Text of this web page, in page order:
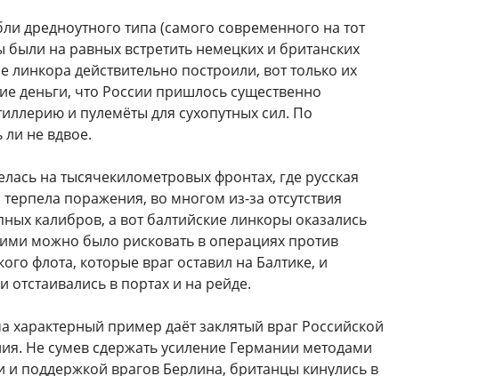
дредноутного типа (самого современного на тот
на равных встретить немецких и британских
линкора действительно построили, вот только их
деньги, что России пришлось существенно
и пулемёты для сухопутных сил. По
не вдвое.
на тысячекилометровых фронтах, где русская
поражения, во многом из-за отсутствия
калибров, а вот балтийские линкоры оказались
можно было рисковать в операциях против
флота, которые враг оставил на Балтике, и
в портах и на рейде.
характерный пример даёт заклятый враг Российской
Не сумев сдержать усиление Германии методами
поддержкой врагов Берлина, британцы кинулись в